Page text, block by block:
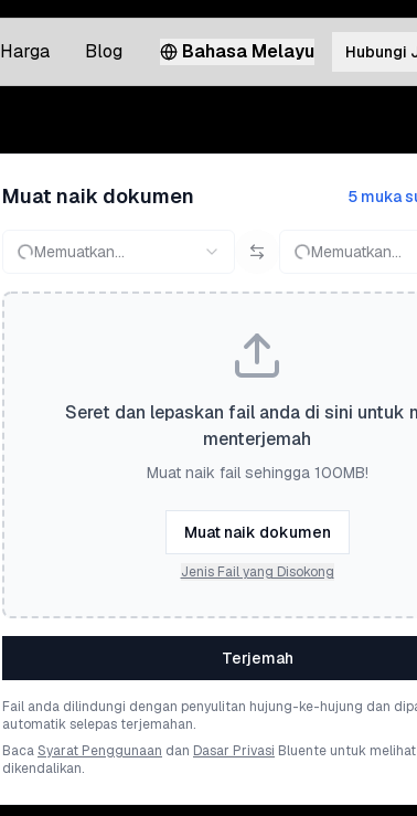
Harga Blog Bahasa Melayu Hubungi
Muat naik dokumen 5 muka
Memuatkan... Memuatkan...
Seret dan lepaskan fail anda di sini untuk
menterjemah
Muat naik fail sehingga 100MB!
Muat naik dokumen
Jenis Fail yang Disokong
Terjemah
Fail anda dilindungi dengan penyulitan hujung-ke-hujung dan
automatik selepas terjemahan.
BacaSyarat Penggunaan dan Dasar Privasi Bluente untuk
dikendalikan.